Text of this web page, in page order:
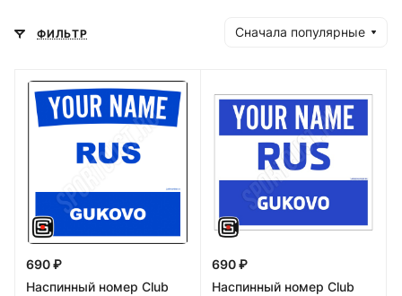
ФИЛЬТР Сначала популярные
690 ₽
Наспинный номер Club
690 ₽
Наспинный номер Club